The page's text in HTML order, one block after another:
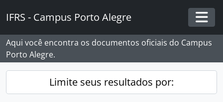
IFRS - Campus Porto Alegre
Aqui você encontra os documentos oficiais do Campus
Porto Alegre.
Limite seus resultados por: